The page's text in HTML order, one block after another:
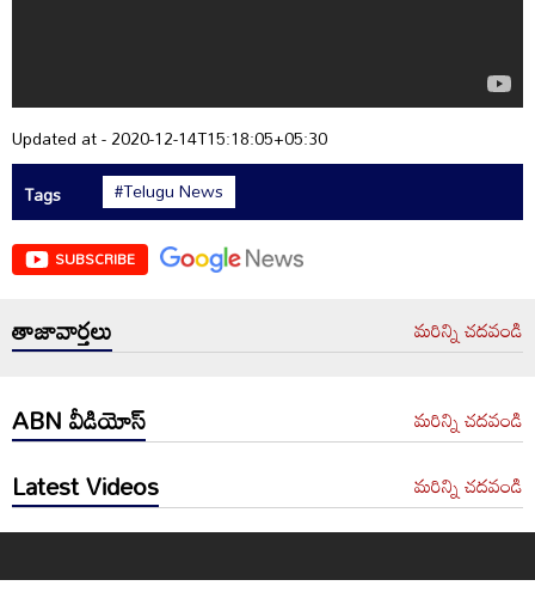
Updated at - 2020-12-14T15:18:05+05:30
Tags
#Telugu News
SUBSCRIBE
తాజావార్తలు మరిన్ని చదవండి
ABN వీడియోస్ మరిన్ని చదవండి
Latest Videos మరిన్ని చదవండి